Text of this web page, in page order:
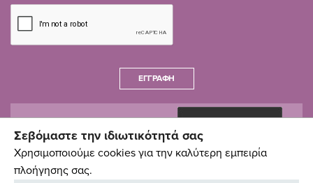
ΕΓΓΡΑΦΉ
Σεβόμαστε την ιδιωτικότητά σας
Χρησιμοποιούμε cookies για την καλύτερη εμπειρία
πλοήγησης σας.